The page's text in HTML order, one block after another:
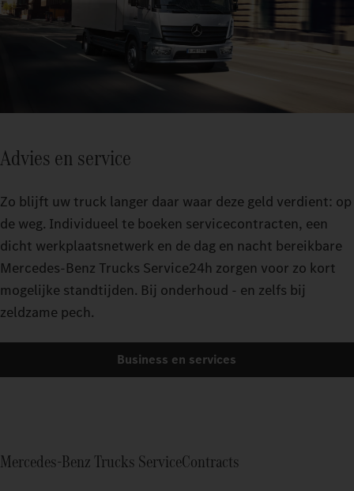
Advies en service
Zo blijft uw truck langer daar waar deze geld verdient: op
de weg. Individueel te boeken servicecontracten, een
dicht werkplaatsnetwerk en de dag en nacht bereikbare
Mercedes-Benz Trucks Service24h zorgen voor zo kort
mogelijke standtijden. Bij onderhoud - en zelfs bij
zeldzame pech.
Business en services
Mercedes-Benz Trucks ServiceContracts